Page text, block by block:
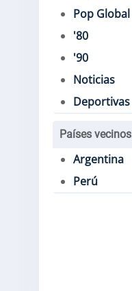
Pop Global
'80
'90
Noticias
Deportivas
Países vecinos
Argentina
Perú